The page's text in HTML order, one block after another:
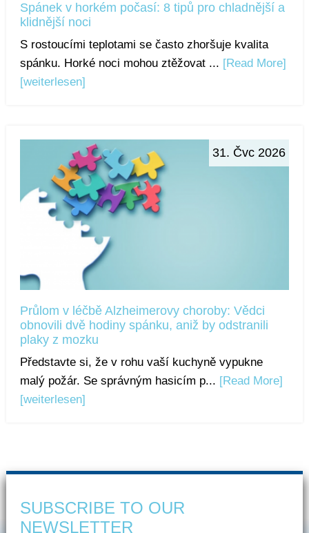
Spánek v horkém počasí: 8 tipů pro chladnější a
klidnější noci
S rostoucími teplotami se často zhoršuje kvalita
spánku. Horké noci mohou ztěžovat ... [Read More]
[weiterlesen]
31. Čvc 2026
Průlom v léčbě Alzheimerovy choroby: Vědci
obnovili dvě hodiny spánku, aniž by odstranili
plaky z mozku
Představte si, že v rohu vaší kuchyně vypukne
malý požár. Se správným hasicím p... [Read More]
[weiterlesen]
SUBSCRIBE TO OUR
NEWSLETTER